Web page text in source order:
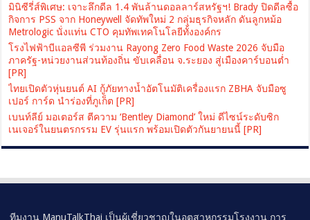
มินิซีรี่ส์พิเศษ: เจาะลึกดีล 1.4 พันล้านดอลลาร์สหรัฐฯ! Brady ปิดดีลซื้อ
กิจการ PSS จาก Honeywell จัดทัพใหม่ 2 กลุ่มธุรกิจหลัก ดันลูกหม้อ
Metrologic นั่งแท่น CTO คุมทัพเทคโนโลยีทั้งองค์กร
โรงไฟฟ้าบีแอลซีพี ร่วมงาน Rayong Zero Food Waste 2026 จับมือ
ภาครัฐ-หน่วยงานส่วนท้องถิ่น ขับเคลื่อน จ.ระยอง สู่เมืองคาร์บอนต่ำ
[PR]
ไทยเปิดตัวหุ่นยนต์ AI กู้ภัยทางน้ำอัตโนมัติเครื่องแรก ZBHA จับมือซู
เปอร์ การ์ด นำร่องที่ภูเก็ต [PR]
เบนท์ลีย์ มอเตอร์ส ตีความ ‘Bentley Diamond’ ใหม่ ดีไซน์ระดับซิก
เนเจอร์ในยนตรกรรม EV รุ่นแรก พร้อมเปิดตัวกันยายนนี้ [PR]
ทีมงาน ManuTalkThai เป็นผู้เชี่ยวชาญในอุตสาหกรรมโรงงาน การ